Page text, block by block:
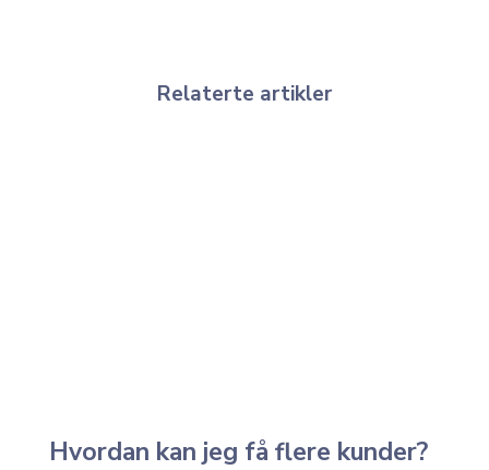
Relaterte artikler
Hvordan kan jeg få flere kunder?